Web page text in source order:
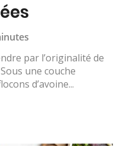
par l’originalité de
une couche
d’avoine...